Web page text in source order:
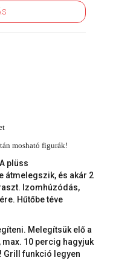
mosható figurák!
plüss
átmelegszik, és akár 2
Izomhúzódás,
Hűtőbe téve
Melegítsük elő a
10 percig hagyjuk
Grill funkció legyen